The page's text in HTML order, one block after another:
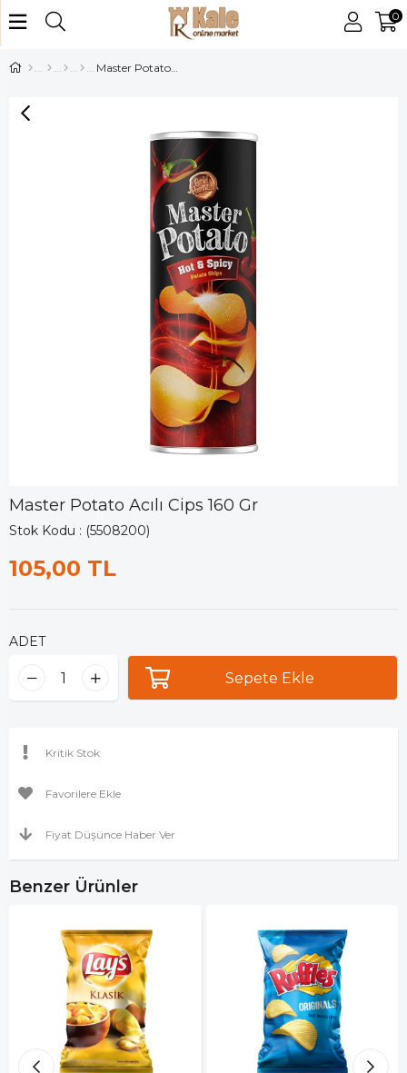
0
Master Potato Acılı Cips 160 Gr
Master Potato Acılı Cips 160 Gr
Stok Kodu (5508200)
105,00 TL
ADET
Kritik Stok
Favorilere Ekle
Fiyat Düşünce Haber Ver
Benzer Ürünler